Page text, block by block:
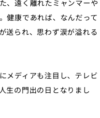
、遠く離れたミャンマーや
健康であれば、なんだって
送られ、思わず涙が溢れる
メディアも注目し、テレビ
生の門出の日となりまし